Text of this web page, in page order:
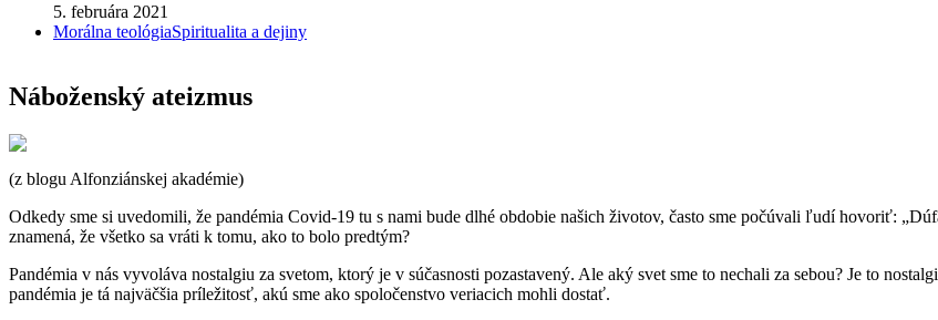
5. februára 2021
Morálna teológiaSpiritualita a dejiny
Náboženský ateizmus
(z blogu Alfonziánskej akadémie)
Odkedy sme si uvedomili, že pandémia Covid-19 tu s nami bude dlhé obdobie našich životov, často sme počúvali ľudí hovoriť:
znamená, že všetko sa vráti k tomu, ako to bolo predtým?
Pandémia v nás vyvoláva nostalgiu za svetom, ktorý je v súčasnosti pozastavený. Ale aký svet sme to nechali za sebou? Je to
pandémia je tá najväčšia príležitosť, akú sme ako spoločenstvo veriacich mohli dostať.